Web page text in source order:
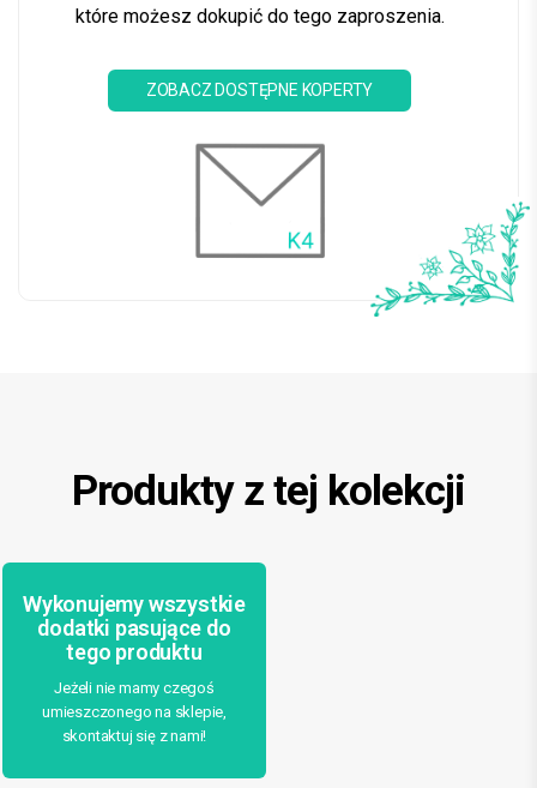
które możesz dokupić do tego zaproszenia.
ZOBACZ DOSTĘPNE KOPERTY
Produkty z tej kolekcji
Wykonujemy wszystkie
dodatki pasujące do
tego produktu
Jeżeli nie mamy czegoś
umieszczonego na sklepie,
skontaktuj się z nami!